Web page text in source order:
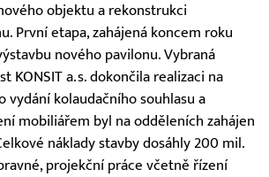
objektu a rekonstrukci
První etapa, zahájená koncem roku
nového pavilonu. Vybraná
KONSIT a.s. dokončila realizaci na
vydání kolaudačního souhlasu a
mobiliářem byl na odděleních zahájen
náklady stavby dosáhly 200 mil.
projekční práce včetně řízení